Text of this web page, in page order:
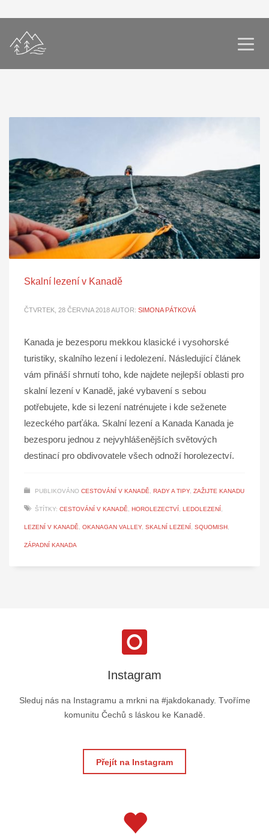
Skalní lezení v Kanadě
ČTVRTEK, 28 ČERVNA 2018AUTOR: SIMONA PÁTKOVÁ
Kanada je bezesporu mekkou klasické i vysohorské
turistiky, skalního lezení i ledolezení. Následující článek
vám přináší shrnutí toho, kde najdete nejlepší oblasti pro
skalní lezení v Kanadě, jaké vybavení s sebou
potřebujete, kde si lezení natrénujete i kde seženete
lezeckého parťáka. Skalní lezení a Kanada Kanada je
bezesporu jednou z nejvyhlášenějších světových
destinací pro obdivovatele všech odnoží horolezectví.
PUBLIKOVÁNO CESTOVÁNÍ V KANADĚ, RADY A TIPY, ZAŽIJTE KANADU
ŠTÍTKY: CESTOVÁNÍ V KANADĚ, HOROLEZECTVÍ, LEDOLEZENÍ,
LEZENÍ V KANADĚ, OKANAGAN VALLEY, SKALNÍ LEZENÍ, SQUOMISH,
ZÁPADNÍ KANADA
Instagram
Sleduj nás na Instagramu a mrkni na #jakdokanady. Tvoříme
komunitu Čechů s láskou ke Kanadě.
Přejít na Instagram